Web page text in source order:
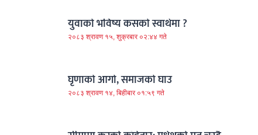
युवाको भविष्य कसको स्वार्थमा ?
२०८३ श्रावण १५, शुक्रबार ०२:४४ गते
घृणाको आगो, समाजको घाउ
२०८३ श्रावण १४, बिहीबार ०१:५९ गते